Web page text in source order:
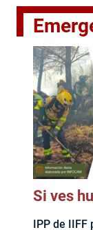
Si ves
IPP de